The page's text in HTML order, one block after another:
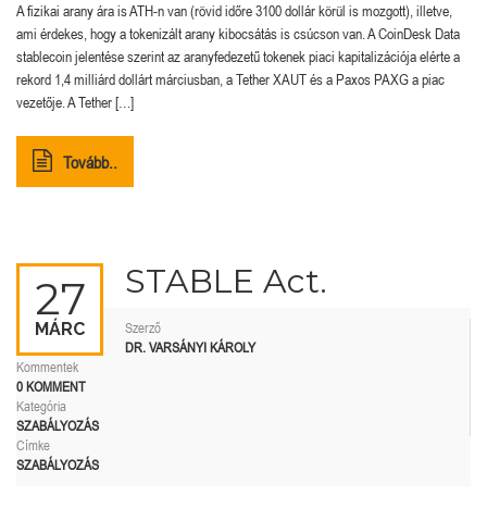
A fizikai arany ára is ATH-n van (rövid időre 3100 dollár körül is mozgott), illetve,
ami érdekes, hogy a tokenizált arany kibocsátás is csúcson van. A CoinDesk Data
stablecoin jelentése szerint az aranyfedezetű tokenek piaci kapitalizációja elérte a
rekord 1,4 milliárd dollárt márciusban, a Tether XAUT és a Paxos PAXG a piac
vezetője. A Tether […]
Tovább..
27
MÁRC
STABLE Act.
Szerző
DR. VARSÁNYI KÁROLY
Kommentek
0 KOMMENT
Kategória
SZABÁLYOZÁS
Címke
SZABÁLYOZÁS